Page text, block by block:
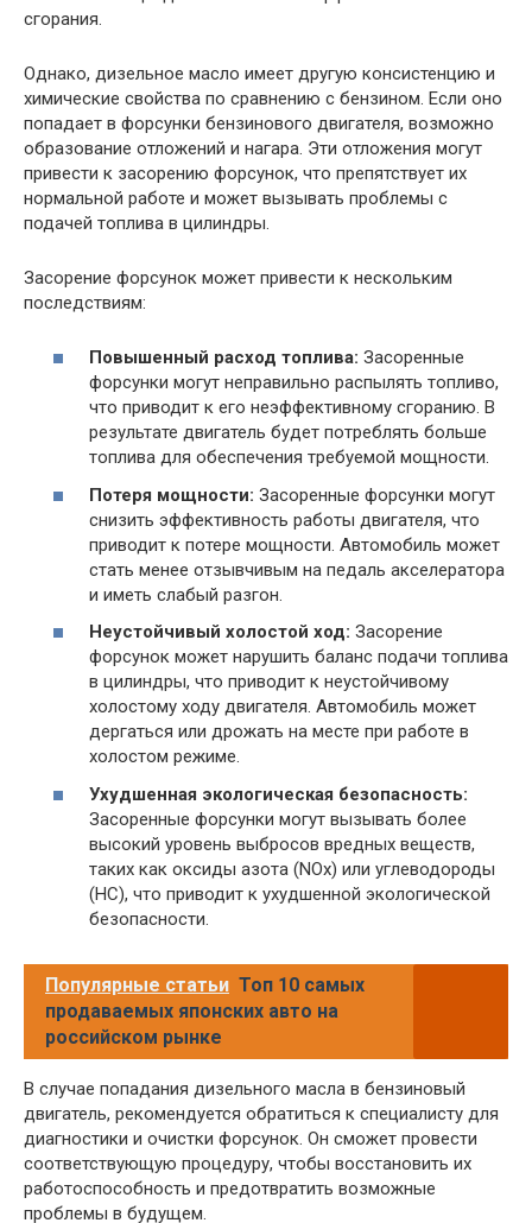
сгорания.
Однако, дизельное масло имеет другую консистенцию и
химические свойства по сравнению с бензином. Если оно
попадает в форсунки бензинового двигателя, возможно
образование отложений и нагара. Эти отложения могут
привести к засорению форсунок, что препятствует их
нормальной работе и может вызывать проблемы с
подачей топлива в цилиндры.
Засорение форсунок может привести к нескольким
последствиям:
Повышенный расход топлива: Засоренные
форсунки могут неправильно распылять топливо,
что приводит к его неэффективному сгоранию. В
результате двигатель будет потреблять больше
топлива для обеспечения требуемой мощности.
Потеря мощности: Засоренные форсунки могут
снизить эффективность работы двигателя, что
приводит к потере мощности. Автомобиль может
стать менее отзывчивым на педаль акселератора
и иметь слабый разгон.
Неустойчивый холостой ход: Засорение
форсунок может нарушить баланс подачи топлива
в цилиндры, что приводит к неустойчивому
холостому ходу двигателя. Автомобиль может
дергаться или дрожать на месте при работе в
холостом режиме.
Ухудшенная экологическая безопасность:
Засоренные форсунки могут вызывать более
высокий уровень выбросов вредных веществ,
таких как оксиды азота (NOx) или углеводороды
(HC), что приводит к ухудшенной экологической
безопасности.
Популярные статьи Топ 10 самых
продаваемых японских авто на
российском рынке
В случае попадания дизельного масла в бензиновый
двигатель, рекомендуется обратиться к специалисту для
диагностики и очистки форсунок. Он сможет провести
соответствующую процедуру, чтобы восстановить их
работоспособность и предотвратить возможные
проблемы в будущем.